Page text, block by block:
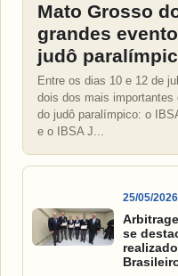
Mato Grosso
grandes
judô
Entre os dias 10 e 12 de
dois dos mais importantes
do judô paralímpico: o
e o IBSA J...
25/05/2026
se